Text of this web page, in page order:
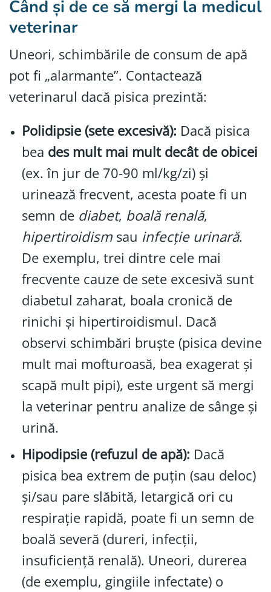
Când și de ce să mergi la medicul
veterinar
Uneori, schimbările de consum de apă
pot fi „alarmante”. Contactează
veterinarul dacă pisica prezintă:
Polidipsie (sete excesivă): Dacă pisica
bea des mult mai mult decât de obicei
(ex. în jur de 70-90 ml/kg/zi) şi
urinează frecvent, acesta poate fi un
semn de diabet, boală renală,
hipertiroidismsau infecție urinară.
De exemplu, trei dintre cele mai
frecvente cauze de sete excesivă sunt
diabetul zaharat, boala cronică de
rinichi și hipertiroidismul. Dacă
observi schimbări bruşte (pisica devine
mult mai mofturoasă, bea exagerat și
scapă mult pipi), este urgent să mergi
la veterinar pentru analize de sânge și
urină.
Hipodipsie (refuzul de apă): Dacă
pisica bea extrem de puțin (sau deloc)
şi/sau pare slăbită, letargică ori cu
respirație rapidă, poate fi un semn de
boală severă (dureri, infecții,
insuficiență renală). Uneori, durerea
(de exemplu, gingiile infectate) o